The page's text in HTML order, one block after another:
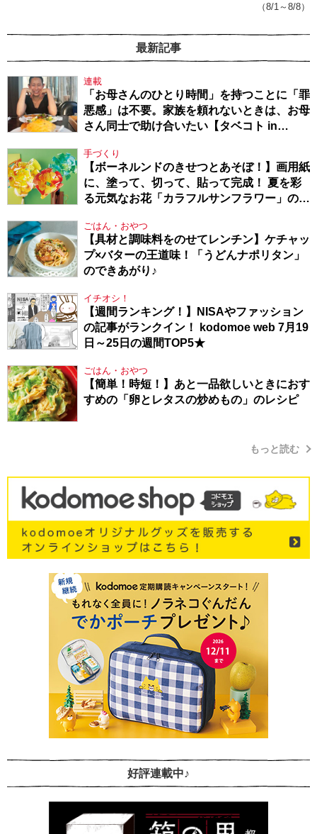
（8/1～8/8）
最新記事
連載
「お母さんのひとり時間」を持つことに「罪
悪感」は不要。家族を頼れないときは、お母
さん同士で助け合いたい【タベコト in
手づくり
【ボーネルンドのきせつとあそぼ！】画用紙
に、塗って、切って、貼って完成！ 夏を彩
る元気なお花「カラフルサンフラワー」の作
ごはん・おやつ
【具材と調味料をのせてレンチン】ケチャッ
プ×バターの王道味！「うどんナポリタン」
のできあがり♪
イチオシ！
【週間ランキング！】NISAやファッション
の記事がランクイン！ kodomoe web 7月19
日～25日の週間TOP5★
ごはん・おやつ
【簡単！時短！】あと一品欲しいときにおす
すめの「卵とレタスの炒めもの」のレシピ
もっと読む
好評連載中♪